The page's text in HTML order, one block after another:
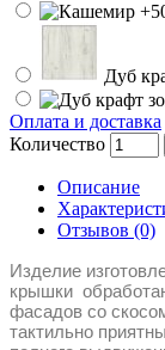
Дуб
Оплата и доставка
Количество
Описание
Отзывов (0)
Изделие
крышки
фасадов со
тактильно